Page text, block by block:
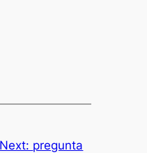
Next: pregunta